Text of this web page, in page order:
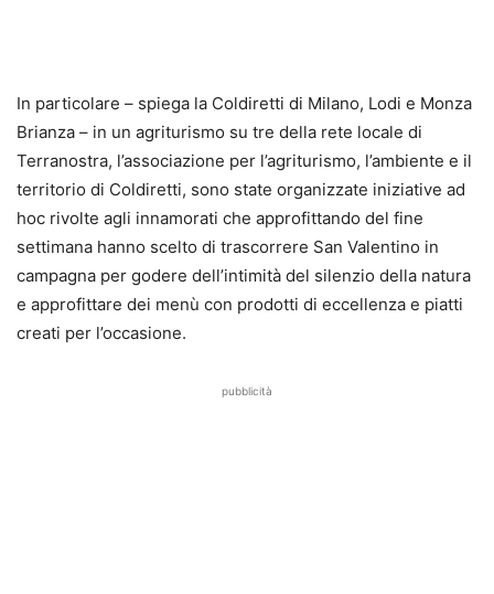
In particolare – spiega la Coldiretti di Milano, Lodi e Monza
Brianza – in un agriturismo su tre della rete locale di
Terranostra, l’associazione per l’agriturismo, l’ambiente e il
territorio di Coldiretti, sono state organizzate iniziative ad
hoc rivolte agli innamorati che approfittando del fine
settimana hanno scelto di trascorrere San Valentino in
campagna per godere dell’intimità del silenzio della natura
e approfittare dei menù con prodotti di eccellenza e piatti
creati per l’occasione.
pubblicità